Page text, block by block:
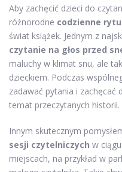
Aby zachęcić dzieci do
różnorodne codzienne
świat książek. Jednym z
czytanie na głos przed
maluchy w klimat snu, ale
dzieckiem. Podczas
zadawać pytania i zachęcać
temat przeczytanych historii.
Innym skutecznym
sesji czytelniczych w
miejscach, na przykład w